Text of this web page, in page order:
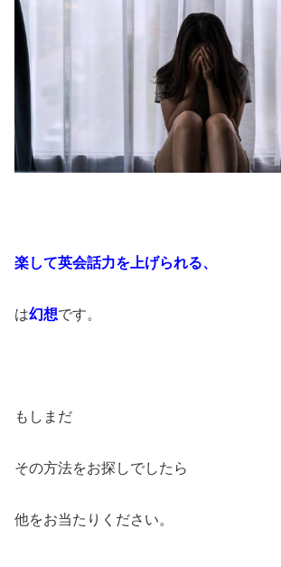
楽して英会話力を上げられる、
は幻想です。
もしまだ
その方法をお探しでしたら
他をお当たりください。